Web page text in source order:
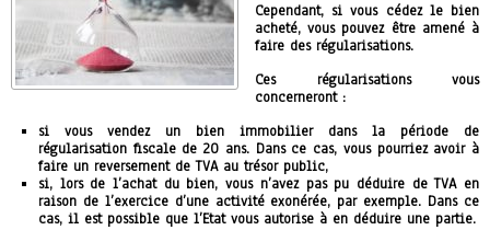
Cependant, si vous cédez le bien
acheté, vous pouvez être amené à
faire des régularisations.
Ces régularisations vous
concerneront :
si vous vendez un bien immobilier dans la période de
régularisation fiscale de 20 ans. Dans ce cas, vous pourriez avoir à
faire un reversement de TVA au trésor public,
si, lors de l’achat du bien, vous n’avez pas pu déduire de TVA en
raison de l’exercice d’une activité exonérée, par exemple. Dans ce
cas, il est possible que l’Etat vous autorise à en déduire une partie.